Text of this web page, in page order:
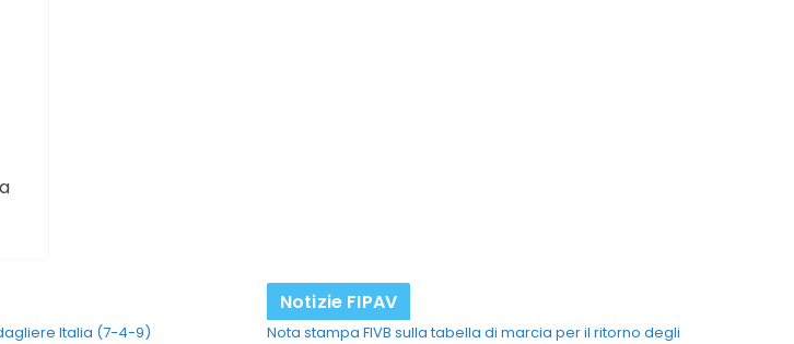
Italia (7-4-9)
Notizie FIPAV
Nota stampa FIVB sulla tabella di marcia per il ritorno degli